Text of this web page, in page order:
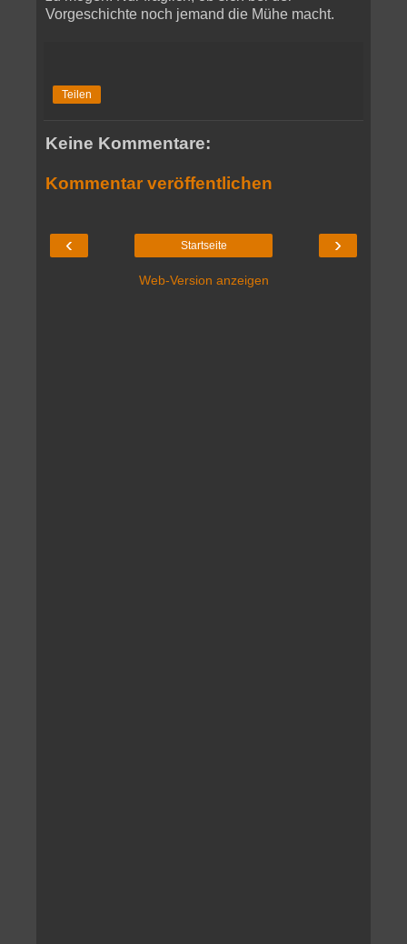
Vorgeschichte noch jemand die Mühe macht.
Teilen
Keine Kommentare:
Kommentar veröffentlichen
‹ ›
Startseite
Web-Version anzeigen